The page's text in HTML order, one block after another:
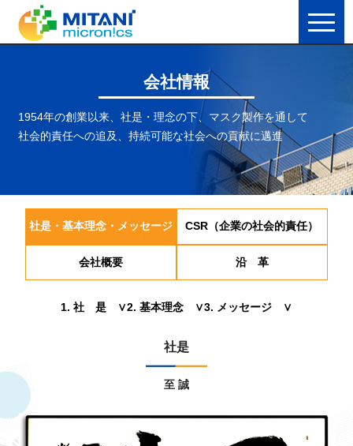
会社情報
1954年の創業以来、社是・理念の下、マスク製作を通して
社会的責任への追及、持続可能な社会への貢献に邁進
社是・基本理念・メッセージ CSR（企業の社会的責任）
会社概要 沿 革
1. 社 是 ∨2. 基本理念 ∨3. メッセージ ∨
社是
至 誠